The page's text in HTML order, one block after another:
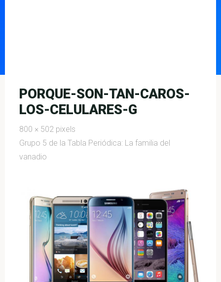
PORQUE-SON-TAN-CAROS-
LOS-CELULARES-G
Full
size
800 × 502 pixels
Grupo 5 de la Tabla Periódica: La familia del
vanadio